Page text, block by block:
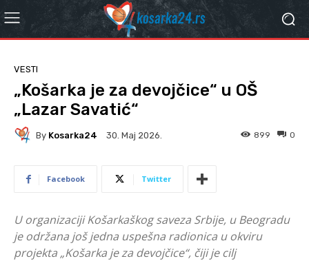
VESTI
„Košarka je za devojčice“ u OŠ
„Lazar Savatić“
By Kosarka24 30. Мај 2026. 0
899
Facebook Twitter
U organizaciji Košarkaškog saveza Srbije, u Beogradu
je održana još jedna uspešna radionica u okviru
projekta „Košarka je za devojčice“, čiji je cilj